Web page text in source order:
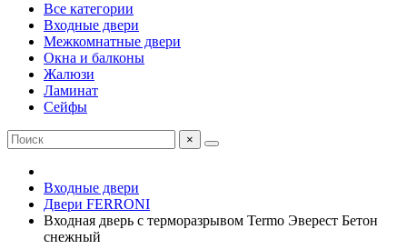
Все категории
Входные двери
Межкомнатные двери
Окна и балконы
Жалюзи
Ламинат
Сейфы
×
Входные двери
Двери FERRONI
Входная дверь с терморазрывом Termo Эверест Бетон
снежный